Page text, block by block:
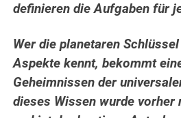
definieren die Aufgaben für
Wer die planetaren
Aspekte kennt, bekommt
Geheimnissen der
dieses Wissen wurde